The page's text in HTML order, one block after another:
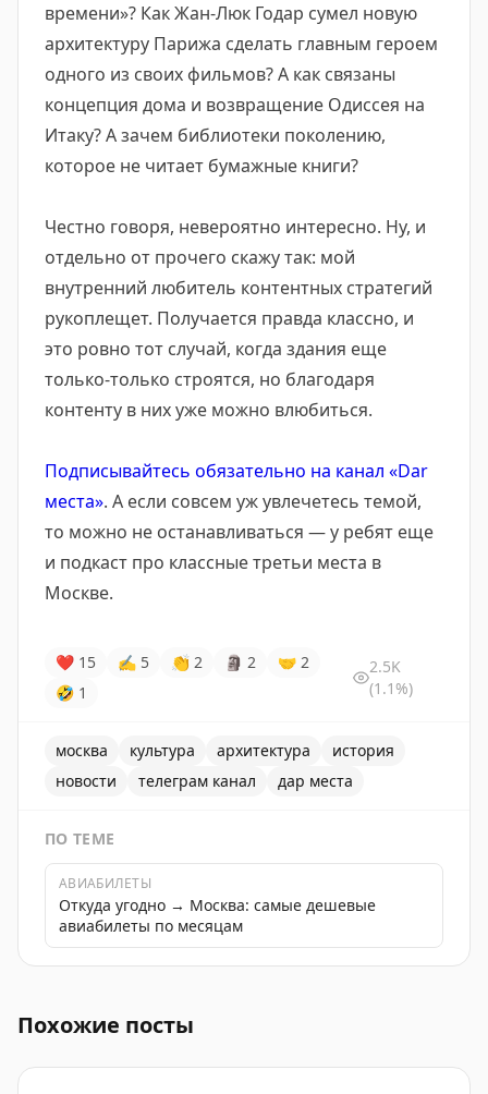
времени»? Как Жан-Люк Годар сумел новую
архитектуру Парижа сделать главным героем
одного из своих фильмов? А как связаны
концепция дома и возвращение Одиссея на
Итаку? А зачем библиотеки поколению,
которое не читает бумажные книги?
Честно говоря, невероятно интересно. Ну, и
отдельно от прочего скажу так: мой
внутренний любитель контентных стратегий
рукоплещет. Получается правда классно, и
это ровно тот случай, когда здания еще
только-только строятся, но благодаря
контенту в них уже можно влюбиться.
Подписывайтесь обязательно на канал «Dar
места». А если совсем уж увлечетесь темой,
то можно не останавливаться — у ребят еще
и подкаст про классные третьи места в
Москве.
❤ 15 ✍ 5 👏 2 🗿 2 🤝 2
🤣 1
2.5K
(1.1%)
москва культура архитектура
история
новости
телеграм канал дар места
ПО ТЕМЕ
АВИАБИЛЕТЫ
Откуда угодно → Москва: самые дешевые
авиабилеты по месяцам
Похожие посты